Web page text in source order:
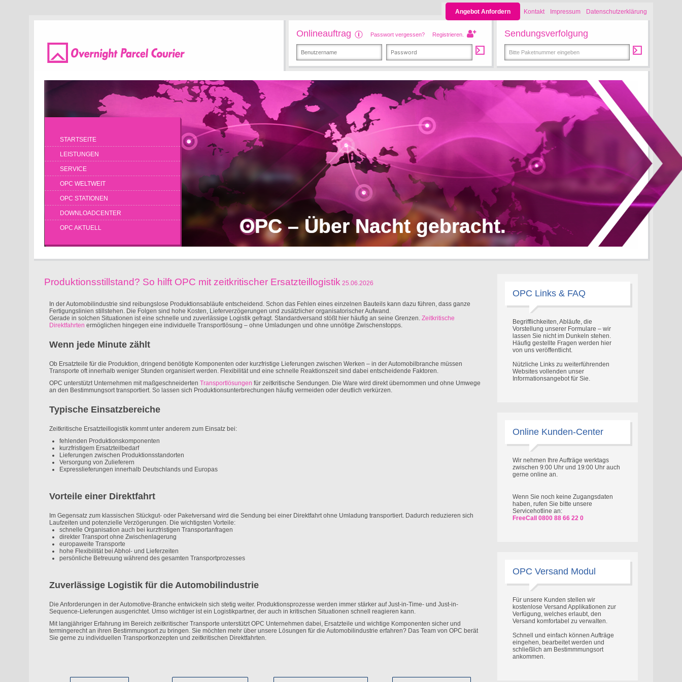
Onlineauftrag Passwort vergessen? Registrieren. Sendungsverfolgung
Angebot Anfordern Kontakt Impressum Datenschutzerklärung
STARTSEITE
LEISTUNGEN
SERVICE
OPC WELTWEIT
OPC STATIONEN
DOWNLOADCENTER
OPC AKTUELL OPC – Über Nacht gebracht.
Produktionsstillstand? So hilft OPC mit zeitkritischer Ersatzteillogistik 25.06.2026
In der Automobilindustrie sind reibungslose Produktionsabläufe entscheidend. Schon das Fehlen eines einzelnen Bauteils kann dazu führen, dass ganze
Fertigungslinien stillstehen. Die Folgen sind hohe Kosten, Lieferverzögerungen und zusätzlicher organisatorischer Aufwand.
Gerade in solchen Situationen ist eine schnelle und zuverlässige Logistik gefragt. Standardversand stößt hier häufig an seine Grenzen. Zeitkritische
Direktfahrten ermöglichen hingegen eine individuelle Transportlösung – ohne Umladungen und ohne unnötige Zwischenstopps.
Wenn jede Minute zählt
Ob Ersatzteile für die Produktion, dringend benötigte Komponenten oder kurzfristige Lieferungen zwischen Werken – in der Automobilbranche müssen
Transporte oft innerhalb weniger Stunden organisiert werden. Flexibilität und eine schnelle Reaktionszeit sind dabei entscheidende Faktoren.
OPC unterstützt Unternehmen mit maßgeschneiderten Transportlösungen für zeitkritische Sendungen. Die Ware wird direkt übernommen und ohne Umwege
an den Bestimmungsort transportiert. So lassen sich Produktionsunterbrechungen häufig vermeiden oder deutlich verkürzen.
Typische Einsatzbereiche
Zeitkritische Ersatzteillogistik kommt unter anderem zum Einsatz bei:
fehlenden Produktionskomponenten
kurzfristigem Ersatzteilbedarf
Lieferungen zwischen Produktionsstandorten
Versorgung von Zulieferern
Expresslieferungen innerhalb Deutschlands und Europas
Vorteile einer Direktfahrt
Im Gegensatz zum klassischen Stückgut- oder Paketversand wird die Sendung bei einer Direktfahrt ohne Umladung transportiert. Dadurch reduzieren sich
Laufzeiten und potenzielle Verzögerungen. Die wichtigsten Vorteile:
schnelle Organisation auch bei kurzfristigen Transportanfragen
direkter Transport ohne Zwischenlagerung
europaweite Transporte
hohe Flexibilität bei Abhol- und Lieferzeiten
persönliche Betreuung während des gesamten Transportprozesses
Zuverlässige Logistik für die Automobilindustrie
Die Anforderungen in der Automotive-Branche entwickeln sich stetig weiter. Produktionsprozesse werden immer stärker auf Just-in-Time- und Just-in-
Sequence-Lieferungen ausgerichtet. Umso wichtiger ist ein Logistikpartner, der auch in kritischen Situationen schnell reagieren kann.
Mit langjähriger Erfahrung im Bereich zeitkritischer Transporte unterstützt OPC Unternehmen dabei, Ersatzteile und wichtige Komponenten sicher und
termingerecht an ihren Bestimmungsort zu bringen. Sie möchten mehr über unsere Lösungen für die Automobilindustrie erfahren? Das Team von OPC berät
Sie gerne zu individuellen Transportkonzepten und zeitkritischen Direktfahrten.
OPC Links & FAQ
Begrifflichkeiten, Abläufe, die
Vorstellung unserer Formulare – wir
lassen Sie nicht im Dunkeln stehen.
Häufig gestellte Fragen werden hier
von uns veröffentlicht.
Nützliche Links zu weiterführenden
Websites vollenden unser
Informationsangebot für Sie.
Online Kunden-Center
Wir nehmen Ihre Aufträge werktags
zwischen 9:00 Uhr und 19:00 Uhr auch
gerne online an.
Wenn Sie noch keine Zugangsdaten
haben, rufen Sie bitte unsere
Servicehotline an:
FreeCall 0800 88 66 22 0
OPC Versand Modul
Für unsere Kunden stellen wir
kostenlose Versand Applikationen zur
Verfügung, welches erlaubt, den
Versand komfortabel zu verwalten.
Schnell und einfach können Aufträge
eingehen, bearbeitet werden und
schließlich am Bestimmmungsort
ankommen.